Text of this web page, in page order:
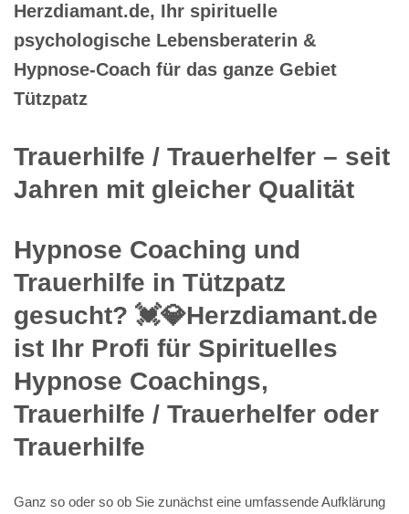
Herzdiamant.de, Ihr spirituelle
psychologische Lebensberaterin &
Hypnose-Coach für das ganze Gebiet
Tützpatz
Trauerhilfe / Trauerhelfer – seit
Jahren mit gleicher Qualität
Hypnose Coaching und
Trauerhilfe in Tützpatz
gesucht? 💓️💎Herzdiamant.de
ist Ihr Profi für Spirituelles
Hypnose Coachings,
Trauerhilfe / Trauerhelfer oder
Trauerhilfe
Ganz so oder so ob Sie zunächst eine umfassende Aufklärung